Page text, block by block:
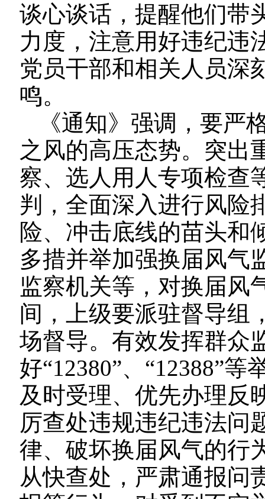
谈心谈话，提醒他们带
力度，注意用好违纪违
党员干部和相关人员深
鸣。
《通知》强调，要严
之风的高压态势。突出
察、选人用人专项检查
判，全面深入进行风险
险、冲击底线的苗头和
多措并举加强换届风气
监察机关等，对换届风
间，上级要派驻督导组
场督导。有效发挥群众
好“12380”、“12388”
及时受理、优先办理反
厉查处违规违纪违法问
律、破坏换届风气的行
从快查处，严肃通报问